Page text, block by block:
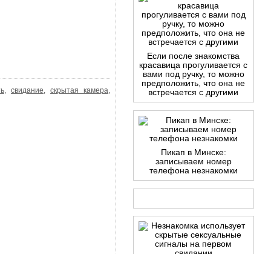
, свидание,скрытая камера,
Если после знакомства
красавица прогуливается с
вами под ручку, то можно
предположить, что она не
встречается с другими
Пикап в Минске:
записываем номер
телефона незнакомки